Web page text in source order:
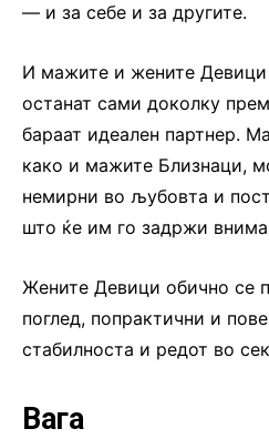
— и за себе и за другите.
И мажите и жените
останат сами доколку
бараат идеален партнер.
како и мажите Близнаци,
немирни во љубовта и
што ќе им го задржи
Жените Девици обично се
поглед, попрактични и
стабилноста и редот во
Вага